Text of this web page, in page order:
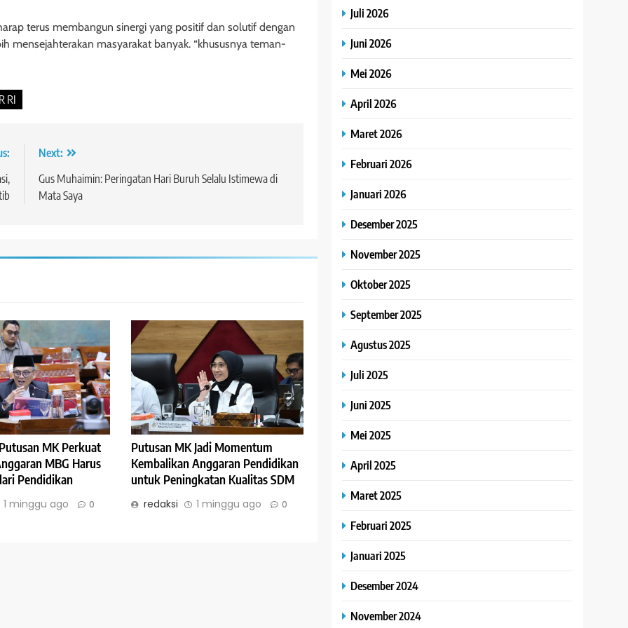
terus membangun sinergi yang positif dan solutif dengan
mensejahterakan masyarakat banyak. “khususnya teman-
RI
Next:
Gus Muhaimin: Peringatan Hari Buruh Selalu Istimewa di
Mata Saya
MK Perkuat
MBG Harus
Pendidikan
1 minggu ago 0
Putusan MK Jadi Momentum
Kembalikan Anggaran Pendidikan
untuk Peningkatan Kualitas SDM
redaksi 1 minggu ago 0
Juli 2026
Juni 2026
Mei 2026
April 2026
Maret 2026
Februari 2026
Januari 2026
Desember 2025
November 2025
Oktober 2025
September 2025
Agustus 2025
Juli 2025
Juni 2025
Mei 2025
April 2025
Maret 2025
Februari 2025
Januari 2025
Desember 2024
November 2024